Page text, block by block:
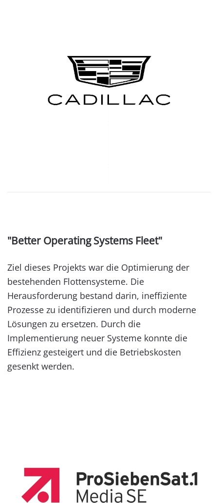
"Better Operating Systems Fleet"
Ziel dieses Projekts war die Optimierung der
bestehenden Flottensysteme. Die
Herausforderung bestand darin, ineffiziente
Prozesse zu identifizieren und durch moderne
Lösungen zu ersetzen. Durch die
Implementierung neuer Systeme konnte die
Effizienz gesteigert und die Betriebskosten
gesenkt werden.